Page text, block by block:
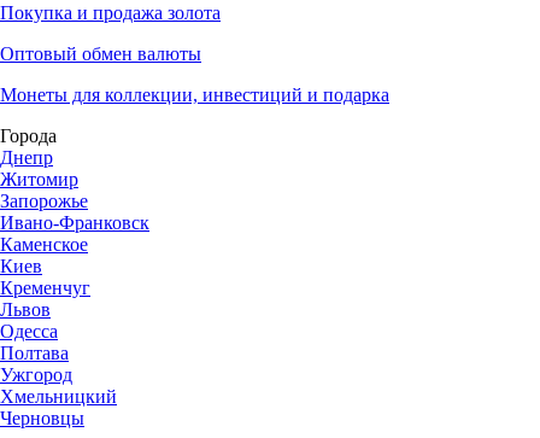
Покупка и продажа золота
Оптовый обмен валюты
Монеты для коллекции, инвестиций и подарка
Города
Днепр
Житомир
Запорожье
Ивано-Франковск
Каменское
Киев
Кременчуг
Львов
Одесса
Полтава
Ужгород
Хмельницкий
Черновцы